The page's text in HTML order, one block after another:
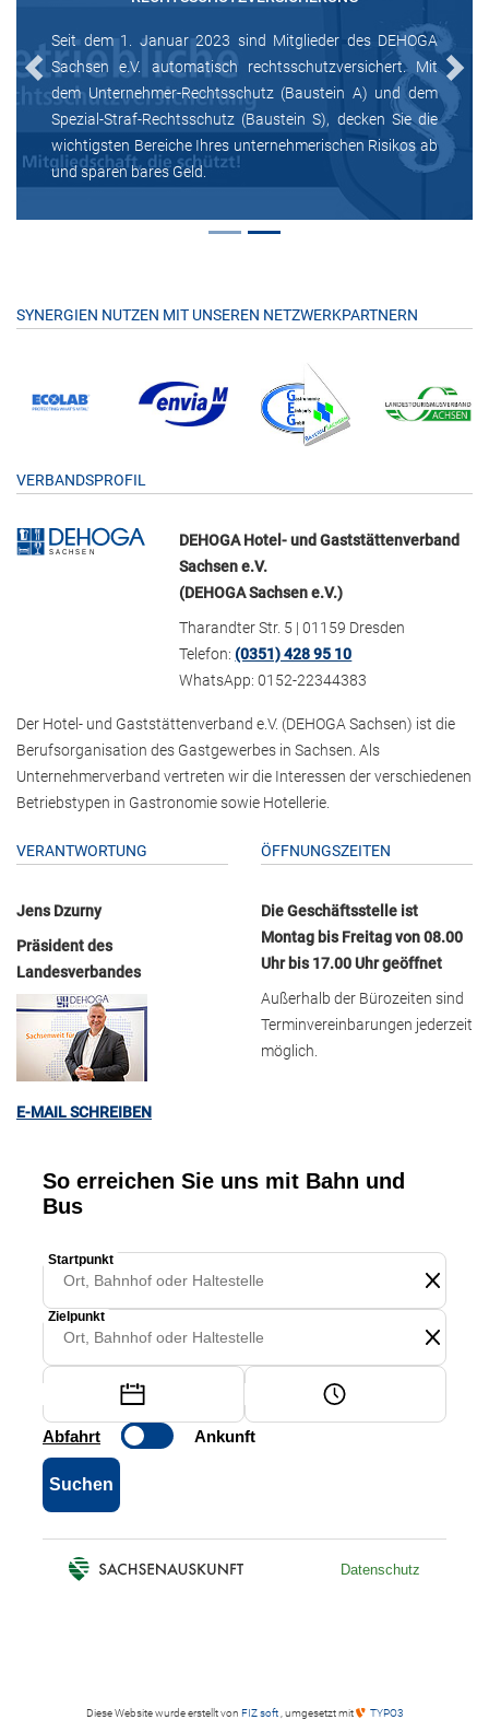
Seit dem 1. Januar 2023 sind Mitglieder des DEHOGA
Sachsen e.V. automatisch rechtsschutzversichert. Mit
dem Unternehmer-Rechtsschutz (Baustein A) und dem
Spezial-Straf-Rechtsschutz (Baustein S), decken Sie die
wichtigsten Bereiche Ihres unternehmerischen Risikos ab
und sparen bares Geld.
Previous Next
SYNERGIEN NUTZEN MIT UNSEREN NETZWERKPARTNERN
VERBANDSPROFIL
DEHOGA Hotel- und Gaststättenverband
Sachsen e.V.
(DEHOGA Sachsen e.V.)
Tharandter Str. 5 | 01159 Dresden
Telefon:(0351) 428 95 10
WhatsApp: 0152-22344383
Der Hotel- und Gaststättenverband e.V. (DEHOGA Sachsen) ist die
Berufsorganisation des Gastgewerbes in Sachsen. Als
Unternehmerverband vertreten wir die Interessen der verschiedenen
Betriebstypen in Gastronomie sowie Hotellerie.
VERANTWORTUNG
Jens Dzurny
Präsident des
Landesverbandes
E-MAIL SCHREIBEN
ÖFFNUNGSZEITEN
Die Geschäftsstelle ist
Montag bis Freitag von 08.00
Uhr bis 17.00 Uhr geöffnet
Außerhalb der Bürozeiten sind
Terminvereinbarungen jederzeit
möglich.
Diese Website wurde erstellt von FIZ soft , umgesetzt mit TYPO3